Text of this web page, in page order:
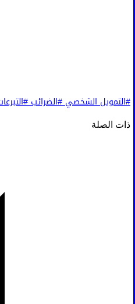
#التمويل الشخصي#الضرائب
ذات الصلة